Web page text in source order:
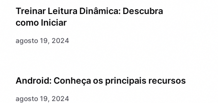
Treinar Leitura Dinâmica: Descubra
como Iniciar
agosto 19, 2024
Android: Conheça os principais recursos
agosto 19, 2024